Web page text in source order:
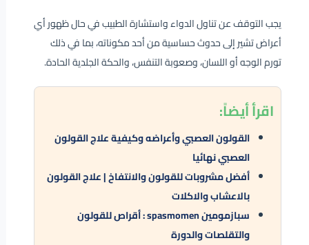
يجب التوقف عن تناول الدواء واستشارة الطبيب في حال ظهور أي
أعراض تشير إلى حدوث حساسية من أحد مكوناته، بما في ذلك
تورم الوجه أو اللسان، وصعوبة التنفس، والحكة الجلدية الحادة.
اقرأأيضاً:
القولون العصبي وأعراضه وكيفية علاج القولون
العصبي نهائيا
أفضل مشروبات للقولون والانتفاخ | علاج القولون
بالاعشاب والاكلات
سبازمومين spasmomen : أقراص للقولون
والتقلصات والدورة